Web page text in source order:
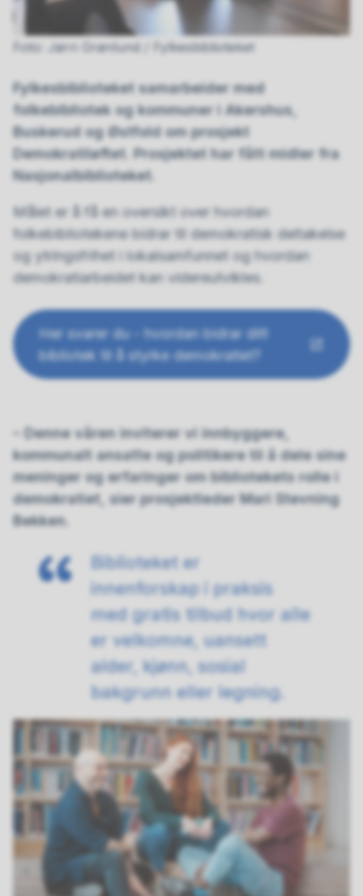
Jørn Grønlund / Fylkesbiblioteket
Fylkesbiblioteket samarbeider med
folkebibliotek og kommuner i Akershus,
Buskerud og Østfold om prosjekt
Demokratiløftet. Prosjektet har fått midler fra
Nasjonalbiblioteket.
Målet er å få en oversikt over hvordan
folkebibliotekene bidrar til demokratisk deltakelse
og ytringsfrihet i lokalsamfunnet og hvordan
demokratiarbeidet kan videreutvikles.
Her svarer du - hvordan bidrar ditt
bibliotek til å styrke demokratiet?
– Denne våren inviterer vi innbyggere,
kommunalt ansatte og politikere til å dele sine
meninger og erfaringer om bibliotekets rolle i
demokratiet, sier prosjektleder Mari Stevning
Bekken.
Biblioteket er
innenforskap i praksis
med gratis tilbud hvor alle
er velkomne, uansett
alder, kjønn, sosial
bakgrunn eller legning.